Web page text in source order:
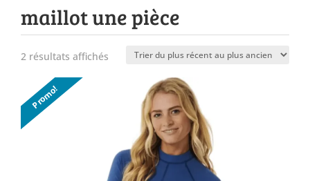
maillot une pièce
2 résultats affichés
plus
Promo!